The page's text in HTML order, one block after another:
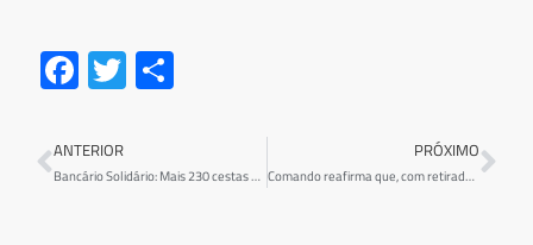
Fa
ce
b
o
T
wi
er e
ANTERIOR
Bancário Solidário: Mais 230 cestas básicas doadas nesta quarta-feira,19. DO total, são 1 mil cestas entregues para famílias de Criciúma e Região
PRÓXIMO
Comando reafirma que, com retirada de direitos, não tem acordo, negociação segue terça-feira, 25